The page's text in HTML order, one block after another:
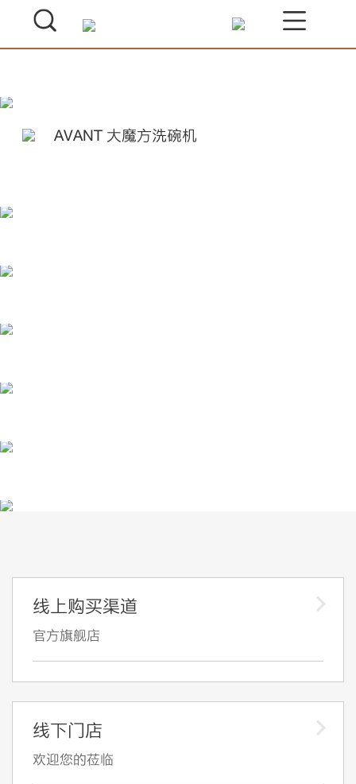
AVANT 大魔方洗碗机
线上购买渠道
官方旗舰店
线下门店
欢迎您的莅临